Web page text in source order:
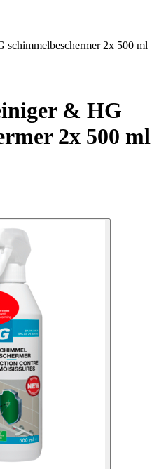
2x 500 ml
& HG
2x 500 ml